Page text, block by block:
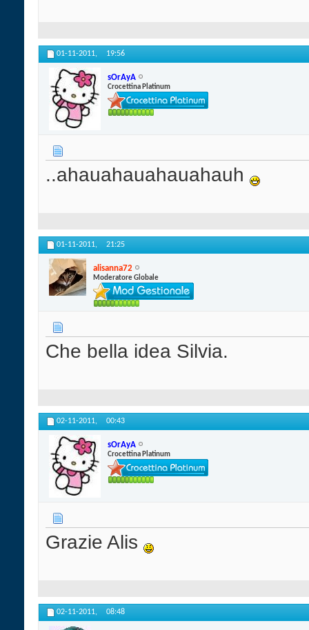
01-11-2011, 19:56
sOrAyA
Crocettina Platinum
..ahauahauahauahauh
01-11-2011, 21:25
alisanna72
Moderatore Globale
Che bella idea Silvia.
02-11-2011, 00:43
sOrAyA
Crocettina Platinum
Grazie Alis
02-11-2011, 08:48